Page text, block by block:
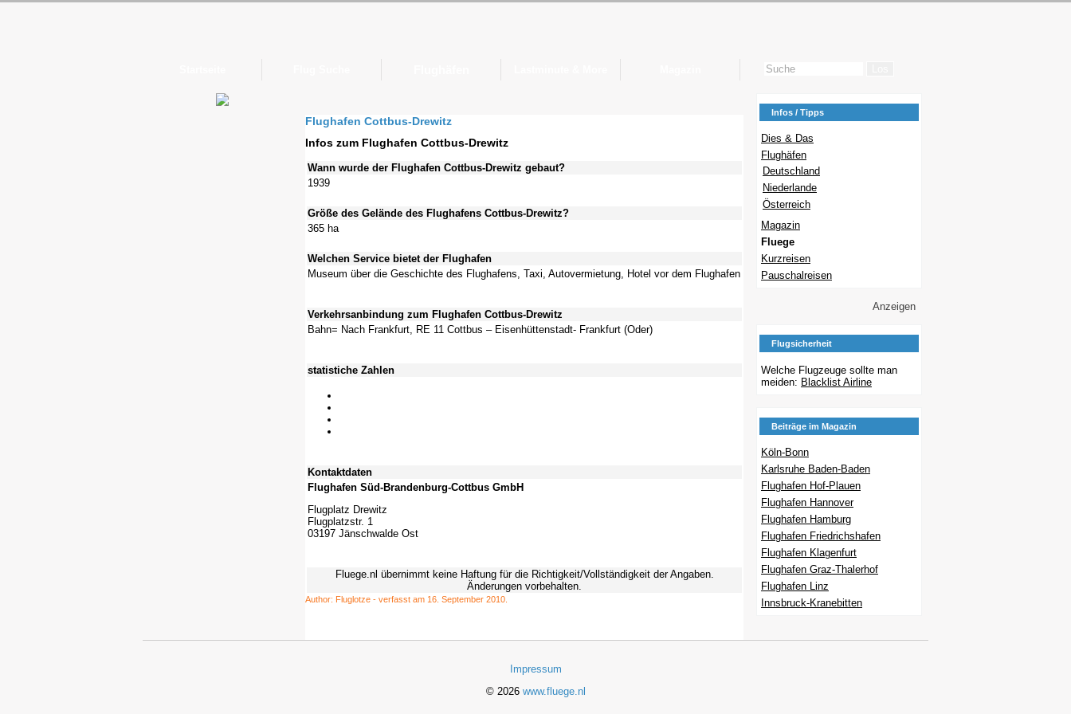
Flughafen Cottbus-Drewitz
Infos zum Flughafen Cottbus-Drewitz
Wann wurde der Flughafen Cottbus-Drewitz gebaut?
1939
Größe des Gelände des Flughafens Cottbus-Drewitz?
365 ha
Welchen Service bietet der Flughafen
Museum über die Geschichte des Flughafens, Taxi, Autovermietung, Hotel vor dem Flughafen
Verkehrsanbindung zum Flughafen Cottbus-Drewitz
Bahn= Nach Frankfurt, RE 11 Cottbus – Eisenhüttenstadt- Frankfurt (Oder)
statistiche Zahlen
Kontaktdaten
Flughafen Süd-Brandenburg-Cottbus GmbH
Flugplatz Drewitz
Flugplatzstr. 1
03197 Jänschwalde Ost
Fluege.nl übernimmt keine Haftung für die Richtigkeit/Vollständigkeit der Angaben.
Änderungen vorbehalten.
Author: Fluglotze - verfasst am 16. September 2010.
Infos / Tipps
Dies & Das
Flughäfen
Deutschland
Niederlande
Österreich
Magazin
Fluege
Kurzreisen
Pauschalreisen
Anzeigen
Flugsicherheit
Welche Flugzeuge sollte man
meiden: Blacklist Airline
Beiträge im Magazin
Köln-Bonn
Karlsruhe Baden-Baden
Flughafen Hof-Plauen
Flughafen Hannover
Flughafen Hamburg
Flughafen Friedrichshafen
Flughafen Klagenfurt
Flughafen Graz-Thalerhof
Flughafen Linz
Innsbruck-Kranebitten
Impressum
© 2026 www.fluege.nl